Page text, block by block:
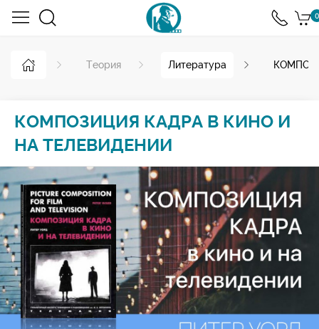
0
Теория Литература
КОМПОЗИЦИЯ КАДРА В КИНО И
НА ТЕЛЕВИДЕНИИ